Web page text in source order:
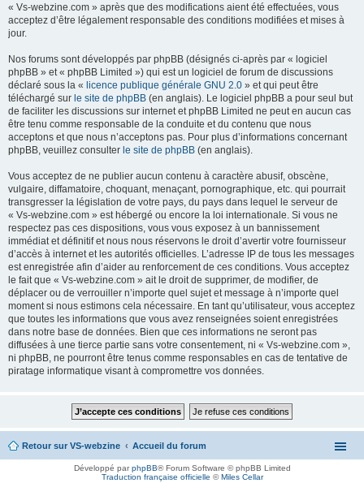
« Vs-webzine.com » après que des modifications aient été effectuées, vous
acceptez d’être légalement responsable des conditions modifiées et mises à
jour.
Nos forums sont développés par phpBB (désignés ci-après par « logiciel
phpBB » et « phpBB Limited ») qui est un logiciel de forum de discussions
déclaré sous la « licence publique générale GNU 2.0 » et qui peut être
téléchargé sur le site de phpBB (en anglais). Le logiciel phpBB a pour seul but
de faciliter les discussions sur internet et phpBB Limited ne peut en aucun cas
être tenu comme responsable de la conduite et du contenu que nous
acceptons et que nous n’acceptons pas. Pour plus d’informations concernant
phpBB, veuillez consulter le site de phpBB (en anglais).
Vous acceptez de ne publier aucun contenu à caractère abusif, obscène,
vulgaire, diffamatoire, choquant, menaçant, pornographique, etc. qui pourrait
transgresser la législation de votre pays, du pays dans lequel le serveur de
« Vs-webzine.com » est hébergé ou encore la loi internationale. Si vous ne
respectez pas ces dispositions, vous vous exposez à un bannissement
immédiat et définitif et nous nous réservons le droit d’avertir votre fournisseur
d’accès à internet et les autorités officielles. L’adresse IP de tous les messages
est enregistrée afin d’aider au renforcement de ces conditions. Vous acceptez
le fait que « Vs-webzine.com » ait le droit de supprimer, de modifier, de
déplacer ou de verrouiller n’importe quel sujet et message à n’importe quel
moment si nous estimons cela nécessaire. En tant qu’utilisateur, vous acceptez
que toutes les informations que vous avez renseignées soient enregistrées
dans notre base de données. Bien que ces informations ne seront pas
diffusées à une tierce partie sans votre consentement, ni « Vs-webzine.com »,
ni phpBB, ne pourront être tenus comme responsables en cas de tentative de
piratage informatique visant à compromettre vos données.
Retour sur VS-webzine Accueil du forum
Développé parphpBB® Forum Software © phpBB Limited
Traduction française officielle ©Miles Cellar